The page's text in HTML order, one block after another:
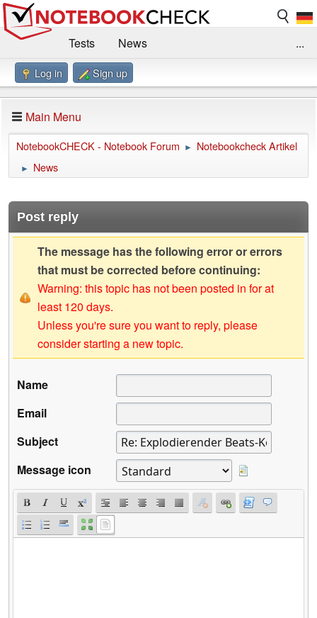
Tests
News
Benchmarks / Technik
Forum
Impressum
...
Log in Sign up
Main Menu
NotebookCHECK - Notebook Forum ► Notebookcheck Artikel
► News
Post reply
The message has the following error or errors
that must be corrected before continuing:
Warning: this topic has not been posted in for at
least 120 days.
Unless you're sure you want to reply, please
consider starting a new topic.
Name
Email
Subject
Message icon